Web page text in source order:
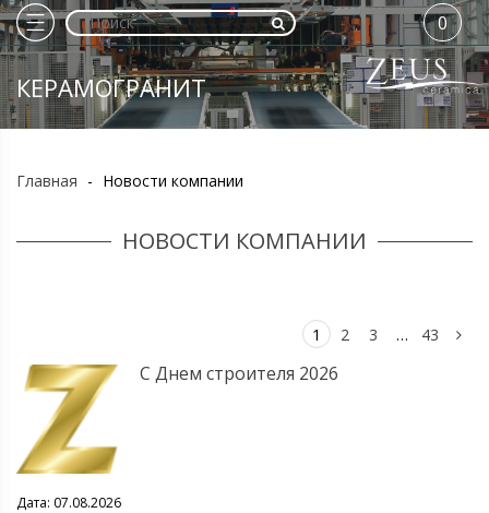
КЕРАМОГРАНИТ
0
Главная - Новости компании
НОВОСТИ КОМПАНИИ
1 2 3 … 43
С Днем строителя 2026
Дата: 07.08.2026